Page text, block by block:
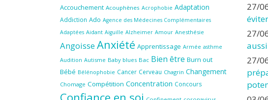
Accouchement Acouphènes Acrophobie Adaptation
Addiction Ado Agence des Médecines Complémentaires
Adaptées Aidant Aiguille Alzheimer Amour Anesthésie
Angoisse Anxiété Apprentissage Armée asthme
Audition Autisme Baby blues Bac Bien être Burn out
Bébé Bélénophobie Cancer Cerveau Chagrin Changement
Chomage Compétition Concentration Concours
27/
27/
27/